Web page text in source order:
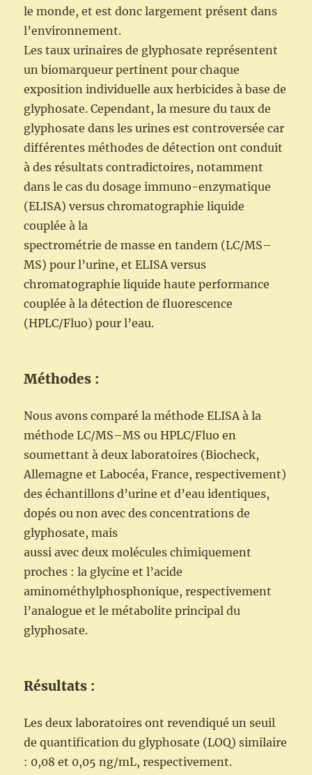
le monde, et est donc largement présent dans
l’environnement.
Les taux urinaires de glyphosate représentent
un biomarqueur pertinent pour chaque
exposition individuelle aux herbicides à base de
glyphosate. Cependant, la mesure du taux de
glyphosate dans les urines est controversée car
différentes méthodes de détection ont conduit
à des résultats contradictoires, notamment
dans le cas du dosage immuno-enzymatique
(ELISA) versus chromatographie liquide
couplée à la
spectrométrie de masse en tandem (LC/MS–
MS) pour l’urine, et ELISA versus
chromatographie liquide haute performance
couplée à la détection de fluorescence
(HPLC/Fluo) pour l’eau.
Méthodes :
Nous avons comparé la méthode ELISA à la
méthode LC/MS–MS ou HPLC/Fluo en
soumettant à deux laboratoires (Biocheck,
Allemagne et Labocéa, France, respectivement)
des échantillons d’urine et d’eau identiques,
dopés ou non avec des concentrations de
glyphosate, mais
aussi avec deux molécules chimiquement
proches : la glycine et l’acide
aminométhylphosphonique, respectivement
l’analogue et le métabolite principal du
glyphosate.
Résultats :
Les deux laboratoires ont revendiqué un seuil
de quantification du glyphosate (LOQ) similaire
: 0,08 et 0,05 ng/mL, respectivement.